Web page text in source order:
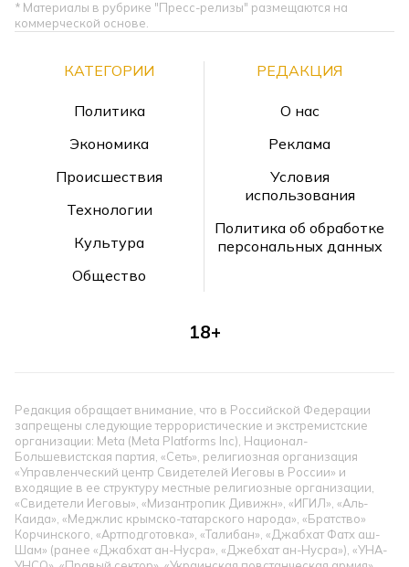
* Материалы в рубрике "Пресс-релизы" размещаются на
коммерческой основе.
КАТЕГОРИИ
Политика
Экономика
Происшествия
Технологии
Культура
Общество
РЕДАКЦИЯ
О нас
Реклама
Условия
использования
Политика об обработке
персональных данных
18+
Редакция обращает внимание, что в Российской Федерации
запрещены следующие террористические и экстремистские
организации: Meta (Meta Platforms Inc), Национал-
Большевистская партия, «Сеть», религиозная организация
«Управленческий центр Свидетелей Иеговы в России» и
входящие в ее структуру местные религиозные организации,
«Свидетели Иеговы», «Мизантропик Дивижн», «ИГИЛ», «Аль-
Каида», «Меджлис крымско-татарского народа», «Братство»
Корчинского, «Артподготовка», «Талибан», «Джабхат Фатх аш-
Шам» (ранее «Джабхат ан-Нусра», «Джебхат ан-Нусра»), «УНА-